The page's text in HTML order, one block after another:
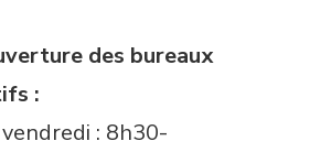
des bureaux
:
: 8h30-